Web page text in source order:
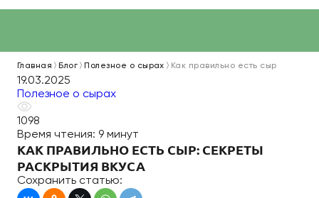
Главная Блог Полезное о сырах Как правильно есть сыр
19.03.2025
Полезное о сырах
1098
Время чтения: 9 минут
КАК ПРАВИЛЬНО ЕСТЬ СЫР: СЕКРЕТЫ
РАСКРЫТИЯ ВКУСА
Сохранить статью: